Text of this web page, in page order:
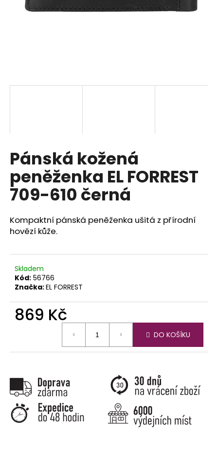
Pánská kožená
peněženka EL FORREST
709-610 černá
Kompaktní pánská peněženka ušitá z přírodní
hovězí kůže.
Skladem
Kód: 56766
Značka:EL FORREST
869 Kč
DO KOŠÍKU
D
o
p
o
r
č
u
e
m
e